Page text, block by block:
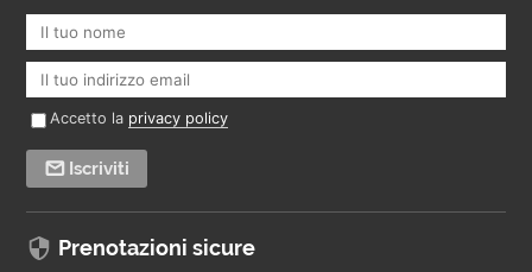
Accetto la privacy policy
Iscriviti
Prenotazioni sicure